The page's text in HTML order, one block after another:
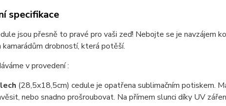
specifikace
jsou přesně to pravé pro vaši zeď! Nebojte se je navzájem
drobností, která potěší.
v provedení :
(28,5x18,5cm) cedule je opatřena sublimačním potiskem.
nebo snadno prošroubovat. Na přímem slunci díky UV